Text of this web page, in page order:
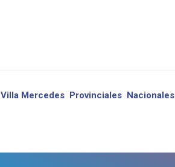
Villa Mercedes Provinciales Nacionales